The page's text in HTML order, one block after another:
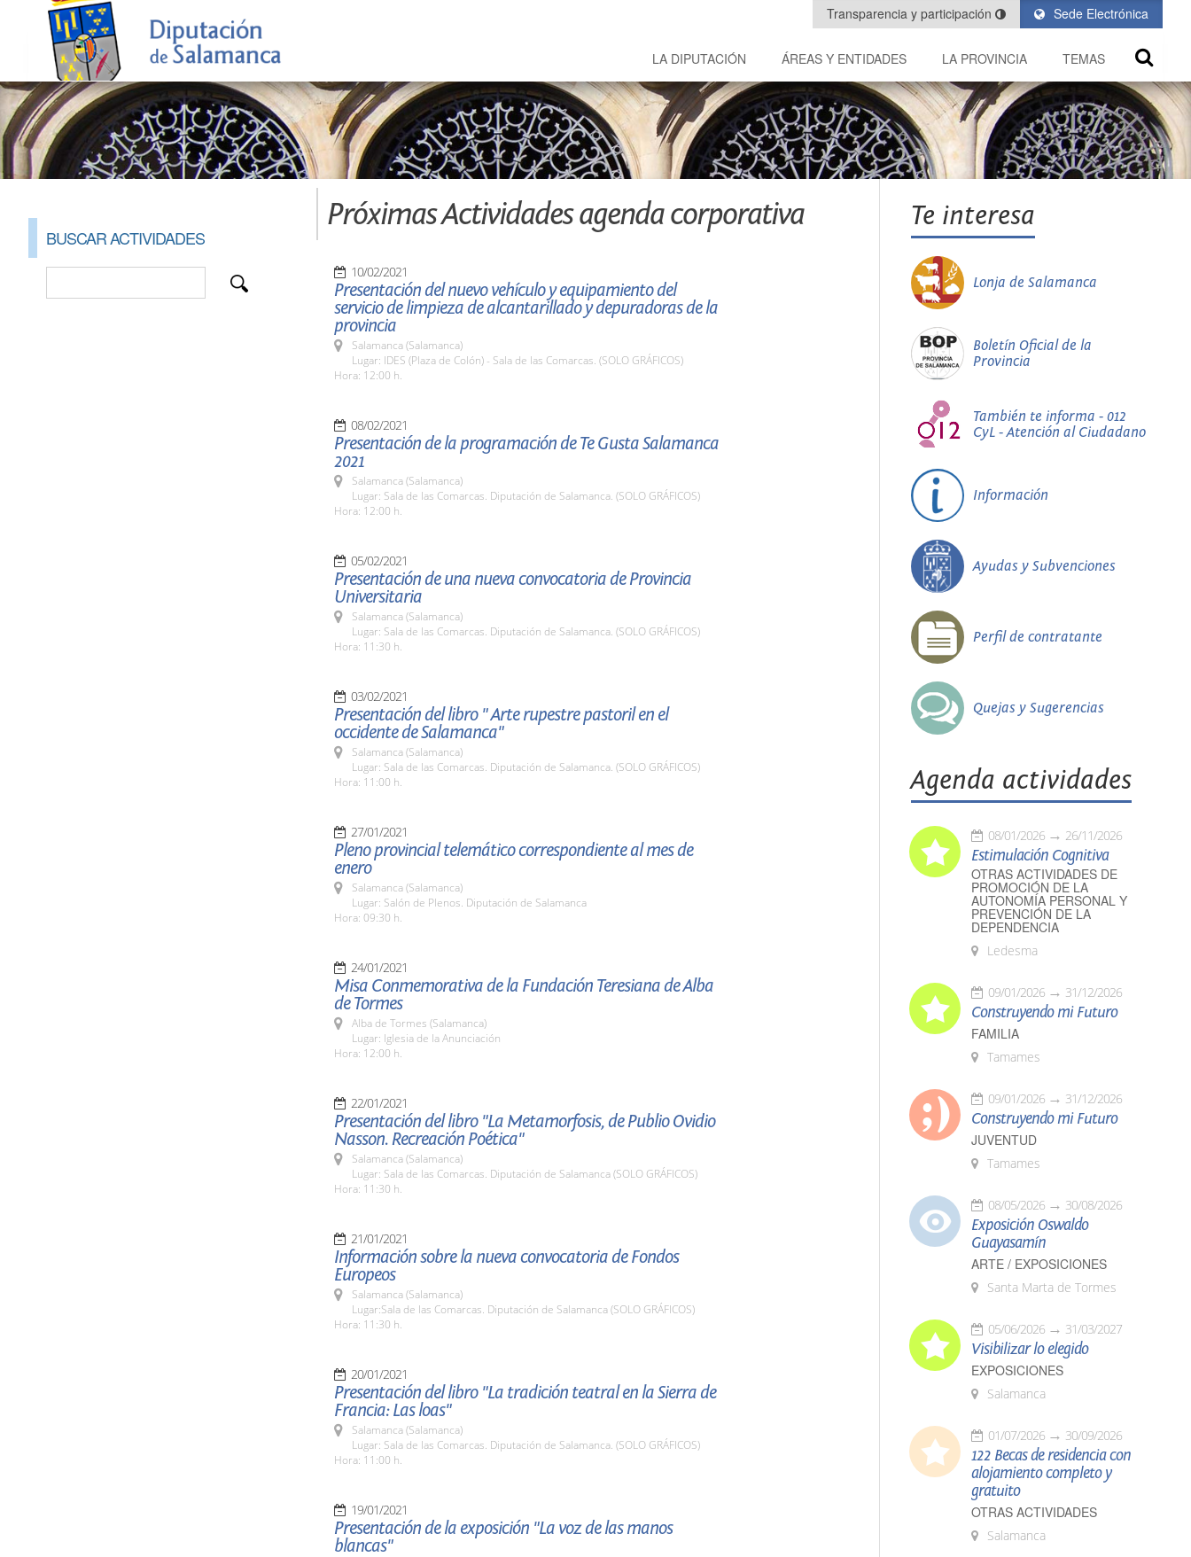
Sede Electrónica
Transparencia y participación
LA DIPUTACIÓN ÁREAS Y ENTIDADES LA PROVINCIA TEMAS
BUSCAR ACTIVIDADES
Próximas Actividades agenda corporativa
10/02/2021
Presentación del nuevo vehículo y equipamiento del
servicio de limpieza de alcantarillado y depuradoras de la
provincia
Salamanca (Salamanca)
Lugar: IDES (Plaza de Colón) - Sala de las Comarcas. (SOLO GRÁFICOS)
Hora: 12:00 h.
08/02/2021
Presentación de la programación de Te Gusta Salamanca
2021
Salamanca (Salamanca)
Lugar: Sala de las Comarcas. Diputación de Salamanca. (SOLO GRÁFICOS)
Hora: 12:00 h.
05/02/2021
Presentación de una nueva convocatoria de Provincia
Universitaria
Salamanca (Salamanca)
Lugar: Sala de las Comarcas. Diputación de Salamanca. (SOLO GRÁFICOS)
Hora: 11:30 h.
03/02/2021
Presentación del libro " Arte rupestre pastoril en el
occidente de Salamanca"
Salamanca (Salamanca)
Lugar: Sala de las Comarcas. Diputación de Salamanca. (SOLO GRÁFICOS)
Hora: 11:00 h.
27/01/2021
Pleno provincial telemático correspondiente al mes de
enero
Salamanca (Salamanca)
Lugar: Salón de Plenos. Diputación de Salamanca
Hora: 09:30 h.
24/01/2021
Misa Conmemorativa de la Fundación Teresiana de Alba
de Tormes
Alba de Tormes (Salamanca)
Lugar: Iglesia de la Anunciación
Hora: 12:00 h.
22/01/2021
Presentación del libro "La Metamorfosis, de Publio Ovidio
Nasson. Recreación Poética"
Salamanca (Salamanca)
Lugar: Sala de las Comarcas. Diputación de Salamanca (SOLO GRÁFICOS)
Hora: 11:30 h.
21/01/2021
Información sobre la nueva convocatoria de Fondos
Europeos
Salamanca (Salamanca)
Lugar:Sala de las Comarcas. Diputación de Salamanca (SOLO GRÁFICOS)
Hora: 11:30 h.
20/01/2021
Presentación del libro "La tradición teatral en la Sierra de
Francia: Las loas"
Salamanca (Salamanca)
Lugar: Sala de las Comarcas. Diputación de Salamanca. (SOLO GRÁFICOS)
Hora: 11:00 h.
19/01/2021
Presentación de la exposición "La voz de las manos
blancas"
Te interesa
Lonja de Salamanca
Boletín Oficial de la
Provincia
También te informa - 012
CyL - Atención al Ciudadano
Información
Ayudas y Subvenciones
Perfil de contratante
Quejas y Sugerencias
Agenda actividades
08/01/2026 26/11/2026
Estimulación Cognitiva
OTRAS ACTIVIDADES DE
PROMOCIÓN DE LA
AUTONOMÍA PERSONAL Y
PREVENCIÓN DE LA
DEPENDENCIA
Ledesma
09/01/2026 31/12/2026
Construyendo mi Futuro
FAMILIA
Tamames
09/01/2026 31/12/2026
Construyendo mi Futuro
JUVENTUD
Tamames
08/05/2026 30/08/2026
Exposición Oswaldo
Guayasamín
ARTE / EXPOSICIONES
Santa Marta de Tormes
05/06/2026 31/03/2027
Visibilizar lo elegido
EXPOSICIONES
Salamanca
01/07/2026 30/09/2026
122 Becas de residencia con
alojamiento completo y
gratuito
OTRAS ACTIVIDADES
Salamanca